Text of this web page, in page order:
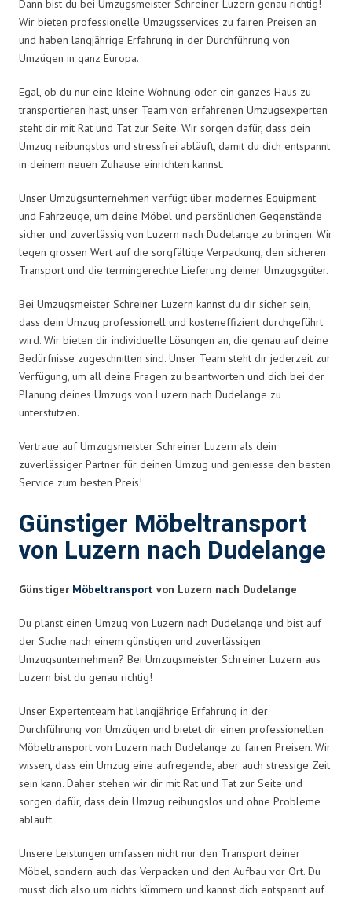
Dann bist du bei Umzugsmeister Schreiner Luzern genau richtig!
Wir bieten professionelle Umzugsservices zu fairen Preisen an
und haben langjährige Erfahrung in der Durchführung von
Umzügen in ganz Europa.
Egal, ob du nur eine kleine Wohnung oder ein ganzes Haus zu
transportieren hast, unser Team von erfahrenen Umzugsexperten
steht dir mit Rat und Tat zur Seite. Wir sorgen dafür, dass dein
Umzug reibungslos und stressfrei abläuft, damit du dich entspannt
in deinem neuen Zuhause einrichten kannst.
Unser Umzugsunternehmen verfügt über modernes Equipment
und Fahrzeuge, um deine Möbel und persönlichen Gegenstände
sicher und zuverlässig von Luzern nach Dudelange zu bringen. Wir
legen grossen Wert auf die sorgfältige Verpackung, den sicheren
Transport und die termingerechte Lieferung deiner Umzugsgüter.
Bei Umzugsmeister Schreiner Luzern kannst du dir sicher sein,
dass dein Umzug professionell und kosteneffizient durchgeführt
wird. Wir bieten dir individuelle Lösungen an, die genau auf deine
Bedürfnisse zugeschnitten sind. Unser Team steht dir jederzeit zur
Verfügung, um all deine Fragen zu beantworten und dich bei der
Planung deines Umzugs von Luzern nach Dudelange zu
unterstützen.
Vertraue auf Umzugsmeister Schreiner Luzern als dein
zuverlässiger Partner für deinen Umzug und geniesse den besten
Service zum besten Preis!
Günstiger Möbeltransport
von Luzern nach Dudelange
Günstiger Möbeltransport von Luzern nach Dudelange
Du planst einen Umzug von Luzern nach Dudelange und bist auf
der Suche nach einem günstigen und zuverlässigen
Umzugsunternehmen? Bei Umzugsmeister Schreiner Luzern aus
Luzern bist du genau richtig!
Unser Expertenteam hat langjährige Erfahrung in der
Durchführung von Umzügen und bietet dir einen professionellen
Möbeltransport von Luzern nach Dudelange zu fairen Preisen. Wir
wissen, dass ein Umzug eine aufregende, aber auch stressige Zeit
sein kann. Daher stehen wir dir mit Rat und Tat zur Seite und
sorgen dafür, dass dein Umzug reibungslos und ohne Probleme
abläuft.
Unsere Leistungen umfassen nicht nur den Transport deiner
Möbel, sondern auch das Verpacken und den Aufbau vor Ort. Du
musst dich also um nichts kümmern und kannst dich entspannt auf